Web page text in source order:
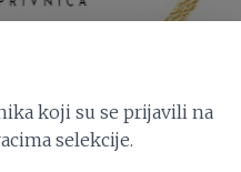
koji su se prijavili na
selekcije.